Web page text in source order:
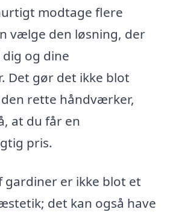
modtage flere
vælge den løsning, der
og dine
Det gør det ikke blot
rette håndværker,
at du får en
pris.
er ikke blot et
det kan også have